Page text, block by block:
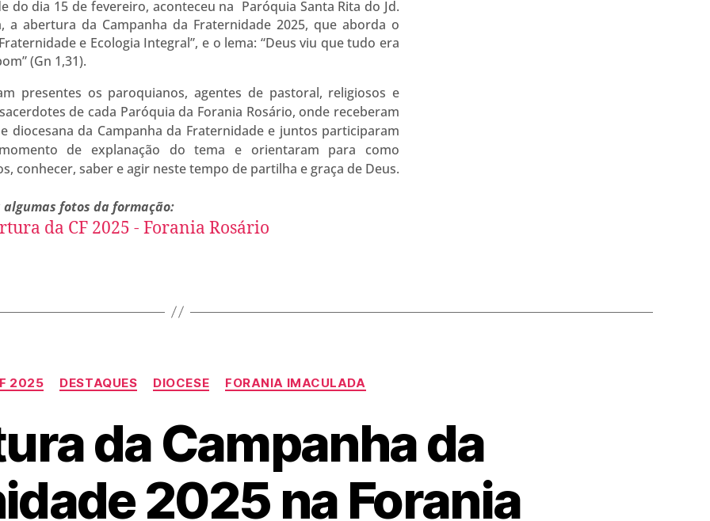
do dia 15 de fevereiro, aconteceu na Paróquia Santa Rita do Jd.
a abertura da Campanha da Fraternidade 2025, que aborda o
e Ecologia Integral”, e o lema: “Deus viu que tudo era
(Gn 1,31).
presentes os paroquianos, agentes de pastoral, religiosos e
de cada Paróquia da Forania Rosário, onde receberam
diocesana da Campanha da Fraternidade e juntos participaram
de explanação do tema e orientaram para como
conhecer, saber e agir neste tempo de partilha e graça de Deus.
algumas fotos da formação:
2025 DESTAQUES DIOCESE FORANIA IMACULADA
da Campanha da
2025 na Forania